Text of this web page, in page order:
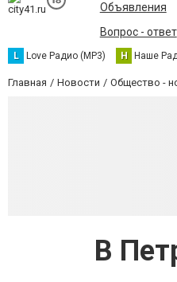
Объявления
Вопрос - ответ
L Love Радио (MP3) Н Наше
Главная Новости Общество -
В